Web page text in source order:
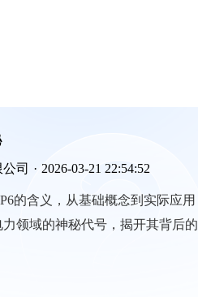
司 · 2026-03-21 22:54:52
的含义，从基础概念到实际应用
领域的神秘代号，揭开其背后的